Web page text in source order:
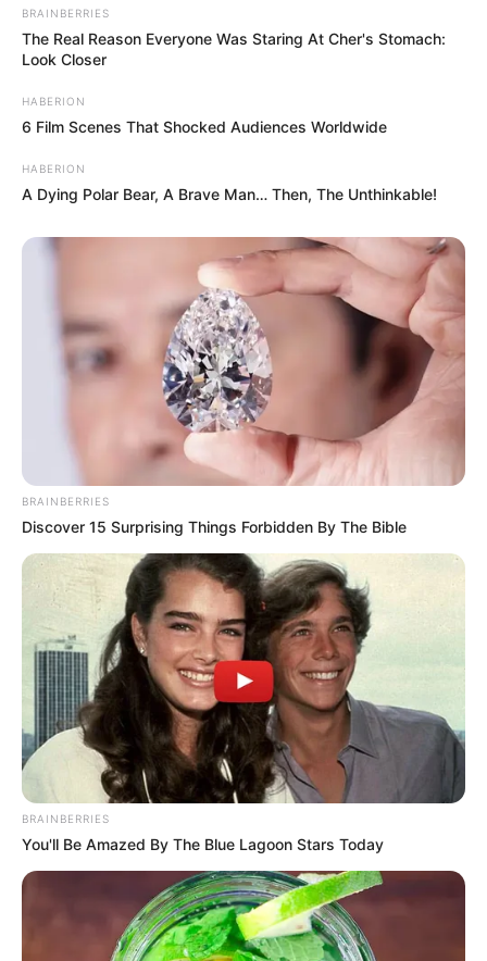
BRAINBERRIES
The Real Reason Everyone Was Staring At Cher's Stomach:
Look Closer
HABERION
6 Film Scenes That Shocked Audiences Worldwide
HABERION
A Dying Polar Bear, A Brave Man… Then, The Unthinkable!
BRAINBERRIES
Discover 15 Surprising Things Forbidden By The Bible
BRAINBERRIES
You'll Be Amazed By The Blue Lagoon Stars Today